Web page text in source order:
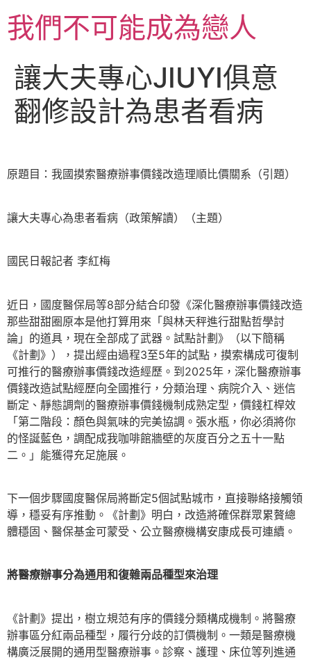
至
主我們不可能成為戀人
讓大夫專心JIUYI俱意
翻修設計為患者看病
原題目：我國摸索醫療辦事價錢改造理順比價關系（引題）
讓大夫專心為患者看病（政策解讀）（主題）
國民日報記者 李紅梅
近日，國度醫保局等8部分結合印發《深化醫療辦事價錢改造
那些甜甜圈原本是他打算用來「與林天秤進行甜點哲學討
論」的道具，現在全部成了武器。試點計劃》（以下簡稱
《計劃》），提出經由過程3至5年的試點，摸索構成可復制
可推行的醫療辦事價錢改造經歷。到2025年，深化醫療辦事
價錢改造試點經歷向全國推行，分類治理、病院介入、迷信
斷定、靜態調劑的醫療辦事價錢機制成熟定型，價錢杠桿效
「第二階段：顏色與氣味的完美協調。張水瓶，你必須將你
的怪誕藍色，調配成我咖啡館牆壁的灰度百分之五十一點
二。」能獲得充足施展。
下一個步驟國度醫保局將斷定5個試點城市，直接聯絡接觸領
導，穩妥有序推動。《計劃》明白，改造將確保群眾累贅總
體穩固、醫保基金可蒙受、公立醫療機構安康成長可連續。
將醫療辦事分為通用和復雜兩品種型來治理
《計劃》提出，樹立規范有序的價錢分類構成機制。將醫療
辦事區分紅兩品種型，履行分歧的訂價機制。一類是醫療機
構廣泛展開的通用型醫療辦事。診察、護理、床位等列進通